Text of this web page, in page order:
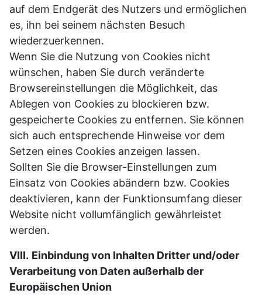
auf dem Endgerät des Nutzers und ermöglichen
es, ihn bei seinem nächsten Besuch
wiederzuerkennen.
Wenn Sie die Nutzung von Cookies nicht
wünschen, haben Sie durch veränderte
Browsereinstellungen die Möglichkeit, das
Ablegen von Cookies zu blockieren bzw.
gespeicherte Cookies zu entfernen. Sie können
sich auch entsprechende Hinweise vor dem
Setzen eines Cookies anzeigen lassen.
Sollten Sie die Browser-Einstellungen zum
Einsatz von Cookies abändern bzw. Cookies
deaktivieren, kann der Funktionsumfang dieser
Website nicht vollumfänglich gewährleistet
werden.
VIII. Einbindung von Inhalten Dritter und/oder
Verarbeitung von Daten außerhalb der
Europäischen Union